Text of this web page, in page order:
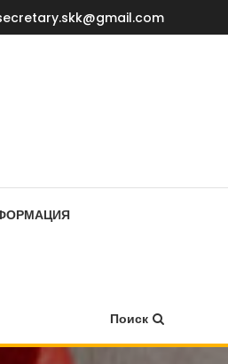
Поиск